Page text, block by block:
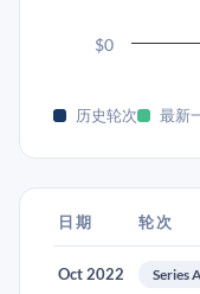
$0
历史轮次 最新
日期 轮次
Oct 2022 Series